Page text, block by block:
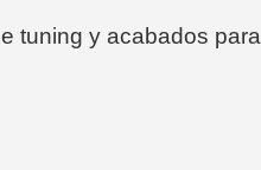
y acabados